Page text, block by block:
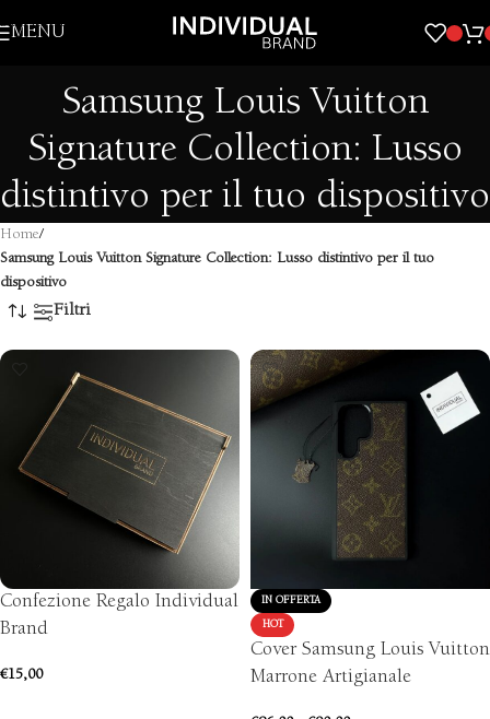
Skip to navigation
MENU
Samsung Louis Vuitton
Signature Collection: Lusso
distintivo per il tuo dispositivo
Home/
Samsung Louis Vuitton Signature Collection: Lusso distintivo per il tuo
dispositivo
Filtri
Confezione Regalo Individual
Brand
€15,00
IN OFFERTA
HOT
Cover Samsung Louis Vuitton
Marrone Artigianale